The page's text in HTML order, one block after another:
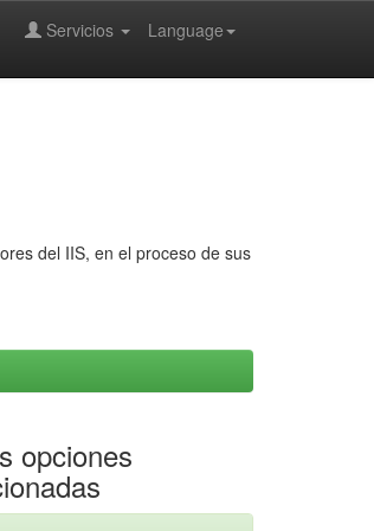
Language
Servicios
del IIS, en el proceso de sus
opciones